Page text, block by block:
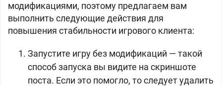
модификациями, поэтому предлагаем вам
выполнить следующие действия для
повышения стабильности игрового клиента:
Запустите игру без модификаций — такой
способ запуска вы видите на скриншоте
поста. Если это помогло, то следует удалить